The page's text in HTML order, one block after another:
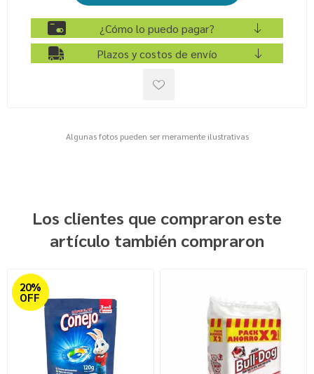
¿Cómo lo puedo pagar?
Plazos y costos de envío
Algunas fotos pueden ser meramente ilustrativas
Los clientes que compraron este
artículo también compraron
20%
OFF